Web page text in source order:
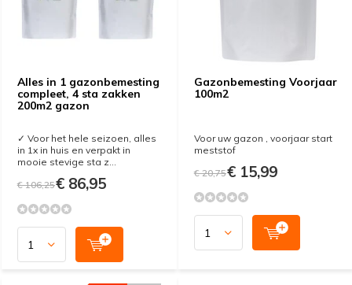
Alles in 1 gazonbemesting
compleet, 4 sta zakken
200m2 gazon
✓ Voor het hele seizoen, alles
in 1x in huis en verpakt in
mooie stevige sta z...
€ 106,25€ 86,95
Gazonbemesting Voorjaar
100m2
Voor uw gazon , voorjaar start
meststof
€ 20,75€ 15,99